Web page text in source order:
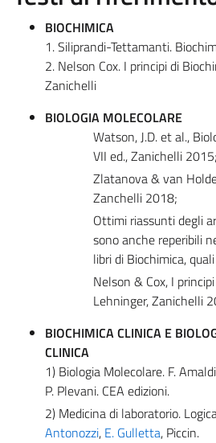
BIOCHIMICA
1. Siliprandi-Tettamanti.
2. Nelson Cox. I principi di
Zanichelli
BIOLOGIA MOLECOLARE
Watson, J.D. et al.,
VII ed., Zanichelli 2015;
Zlatanova & van
Zanchelli 2018;
Ottimi riassunti degli
sono anche reperibili
libri di Biochimica,
Nelson & Cox, I
Lehninger, Zanichelli
BIOCHIMICA CLINICA E
CLINICA
1) Biologia Molecolare. F.
P. Plevani. CEA edizioni.
2) Medicina di laboratorio.
Antonozzi, E. Gulletta, Piccin.